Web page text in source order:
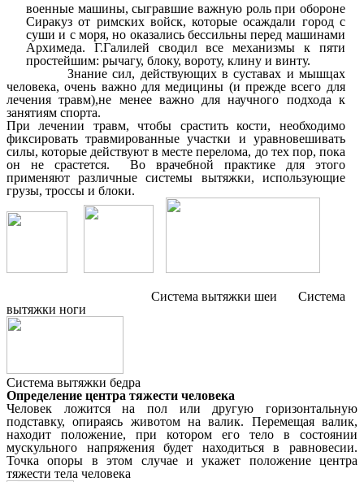
военные машины, сыгравшие важную роль при обороне
Сиракуз от римских войск, которые осаждали город с
суши и с моря, но оказались бессильны перед машинами
Архимеда. Г.Галилей сводил все механизмы к пяти
простейшим: рычагу, блоку, вороту, клину и винту.
Знание сил, действующих в суставах и мышцах
человека, очень важно для медицины (и прежде всего для
лечения травм),не менее важно для научного подхода к
занятиям спорта.
При лечении травм, чтобы срастить кости, необходимо
фиксировать травмированные участки и уравновешивать
силы, которые действуют в месте перелома, до тех пор, пока
он не срастется. Во врачебной практике для этого
применяют различные системы вытяжки, использующие
грузы, троссы и блоки.
Система вытяжки шеи Система
вытяжки ноги
Система вытяжки бедра
Определение центра тяжести человека
Человек ложится на пол или другую горизонтальную
подставку, опираясь животом на валик. Перемещая валик,
находит положение, при котором его тело в состоянии
мускульного напряжения будет находиться в равновесии.
Точка опоры в этом случае и укажет положение центра
тяжести тела человека